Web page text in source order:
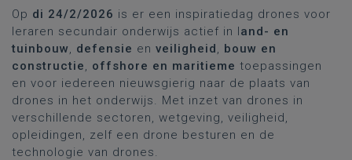
Op di 24/2/2026 is er een inspiratiedag drones voor
leraren secundair onderwijs actief in land- en
tuinbouw, defensie en veiligheid, bouw en
constructie, offshore en maritieme toepassingen
en voor iedereen nieuwsgierig naar de plaats van
drones in het onderwijs. Met inzet van drones in
verschillende sectoren, wetgeving, veiligheid,
opleidingen, zelf een drone besturen en de
technologie van drones.